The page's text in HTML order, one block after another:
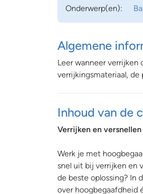
Onderwerp(en):
Algemene
Leer wanneer verrijken
verrijkingsmateriaal, de
Inhoud van de
Verrijken en
Werk je met
snel uit bij verrijken en
de beste oplossing? In
over hoogbegaafdheid